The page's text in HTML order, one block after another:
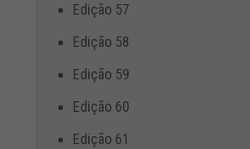
Edição 57
Edição 58
Edição 59
Edição 60
Edição 61